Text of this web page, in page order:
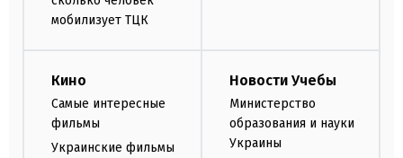
мобилизует ТЦК
Кино
Самые интересные
фильмы
Украинские фильмы
Новости Учебы
Министерство
образования и науки
Украины